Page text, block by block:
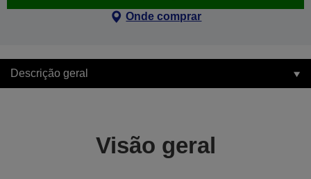
Onde comprar
Descrição geral
Visão geral